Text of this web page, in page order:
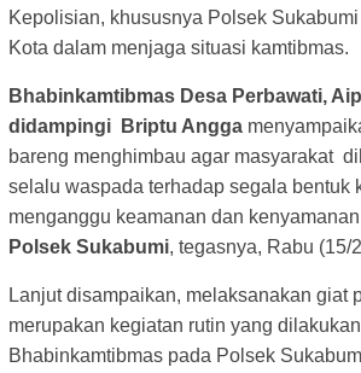
Kepolisian, khususnya Polsek
Kota dalam menjaga situasi kamtibmas.
Bhabinkamtibmas Desa Perbawati,
didampingi Briptu Angga
bareng menghimbau agar masyarakat
selalu waspada terhadap segala bentuk
menganggu keamanan dan
Polsek Sukabumi, tegasnya, Rabu (15/
Lanjut disampaikan, melaksanakan giat
merupakan kegiatan rutin yang
Bhabinkamtibmas pada Polsek